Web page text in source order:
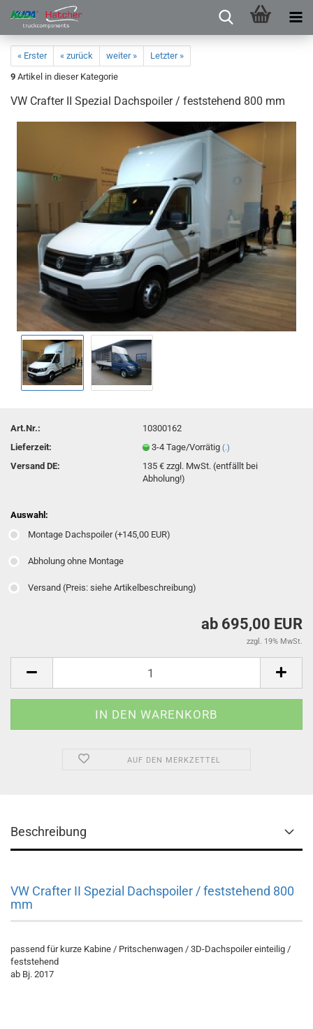
« Erster « zurück weiter »
Letzter »
9 Artikel in dieser Kategorie
VW Crafter II Spezial Dachspoiler / feststehend 800 mm
Art.Nr.:
10300162
Lieferzeit:
3-4 Tage/Vorrätig(.)
Versand DE:
135 € zzgl. MwSt. (entfällt bei
Abholung!)
Auswahl:
Montage Dachspoiler (+145,00 EUR)
Abholung ohne Montage
Versand (Preis: siehe Artikelbeschreibung)
ab 695,00 EUR
zzgl. 19% MwSt.
AUF DEN MERKZETTEL
Beschreibung
VW Crafter II Spezial Dachspoiler / feststehend 800
mm
passend für kurze Kabine / Pritschenwagen / 3D-Dachspoiler einteilig /
feststehend
ab Bj. 2017